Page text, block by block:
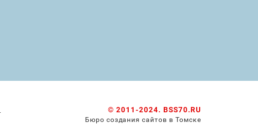
© 2011-2024. BSS70.RU
Бюро создания сайтов в Томске